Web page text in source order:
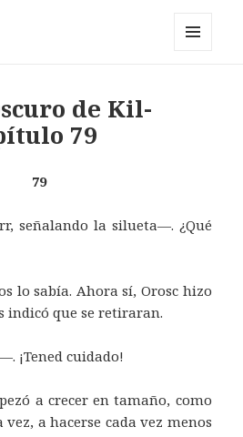
de Kil-
79
79
señalando la silueta—. ¿Qué
lo sabía. Ahora sí, Orosc hizo
indicó que se retiraran.
¡Tened cuidado!
a crecer en tamaño, como
vez, a hacerse cada vez menos